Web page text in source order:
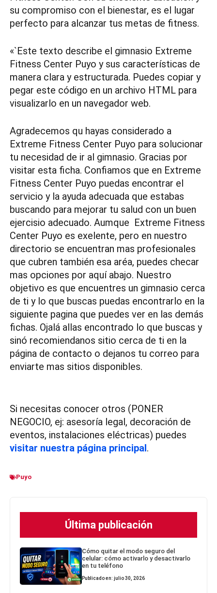
su compromiso con el bienestar, es el lugar
perfecto para alcanzar tus metas de fitness.
«`Este texto describe el gimnasio Extreme
Fitness Center Puyo y sus características de
manera clara y estructurada. Puedes copiar y
pegar este código en un archivo HTML para
visualizarlo en un navegador web.
Agradecemos qu hayas considerado a
Extreme Fitness Center Puyo para solucionar
tu necesidad de ir al gimnasio. Gracias por
visitar esta ficha. Confiamos que en Extreme
Fitness Center Puyo puedas encontrar el
servicio y la ayuda adecuada que estabas
buscando para mejorar tu salud con un buen
ejercisio adecuado. Aumque Extreme Fitness
Center Puyo es exelente, pero en nuestro
directorio se encuentran mas profesionales
que cubren también esa aréa, puedes checar
mas opciones por aquí abajo. Nuestro
objetivo es que encuentres un gimnasio cerca
de ti y lo que buscas puedas encontrarlo en la
siguiente pagina que puedes ver en las demás
fichas. Ojalá allas encontrado lo que buscas y
sinó recomiendanos sitio cerca de ti en la
página de contacto o dejanos tu correo para
enviarte mas sitios disponibles.
Si necesitas conocer otros (PONER
NEGOCIO, ej: asesoría legal, decoración de
eventos, instalaciones eléctricas) puedes
visitar nuestra página principal.
Puyo
Última publicación
Cómo quitar el modo seguro del
celular: cómo activarlo y desactivarlo
en tu teléfono
Publicado en: julio 30, 2026